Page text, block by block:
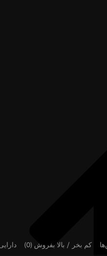
کم بخر / بالا بفروش (0)